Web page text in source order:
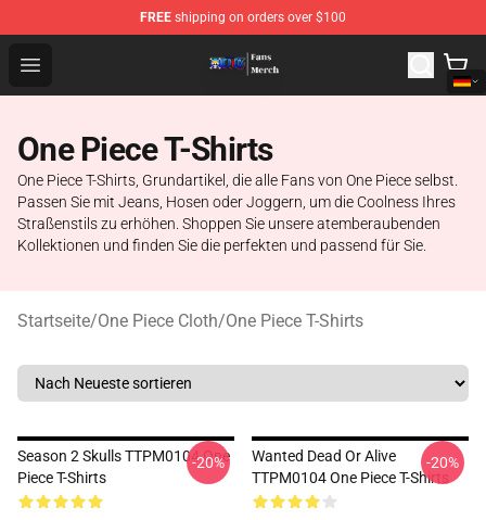
FREE shipping on orders over $100
Open menu
One Piece Store - Official One Piece Merchandise Shop
One Piece T-Shirts
One Piece T-Shirts, Grundartikel, die alle Fans von One Piece selbst.
Passen Sie mit Jeans, Hosen oder Joggern, um die Coolness Ihres
Straßenstils zu erhöhen. Shoppen Sie unsere atemberaubenden
Kollektionen und finden Sie die perfekten und passend für Sie.
Startseite/One Piece Cloth/One Piece T-Shirts
Season 2 Skulls TTPM0104 One
Piece T-Shirts
-20%
Wanted Dead Or Alive
TTPM0104 One Piece T-Shirts
-20%